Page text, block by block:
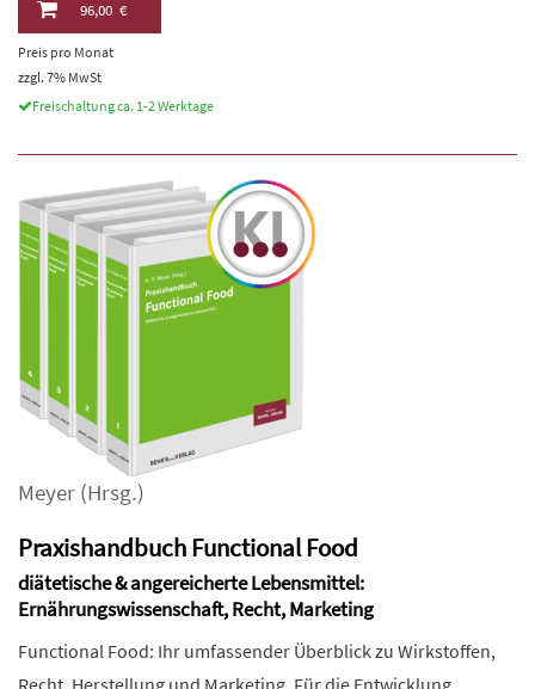
96,00 €
Preis pro Monat
zzgl. 7% MwSt
Freischaltung ca. 1-2 Werktage
Meyer (Hrsg.)
Praxishandbuch Functional Food
diätetische & angereicherte Lebensmittel:
Ernährungswissenschaft, Recht, Marketing
Functional Food: Ihr umfassender Überblick zu Wirkstoffen,
Recht, Herstellung und Marketing. Für die Entwicklung